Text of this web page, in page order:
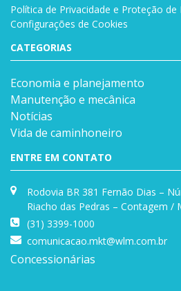
Política de Privacidade e Proteção de
Configurações de Cookies
CATEGORIAS
Economia e planejamento
Manutenção e mecânica
Notícias
Vida de caminhoneiro
ENTRE EM CONTATO
Rodovia BR 381 Fernão Dias –
Riacho das Pedras – Contagem /
(31) 3399-1000
comunicacao.mkt@wlm.com.br
Concessionárias